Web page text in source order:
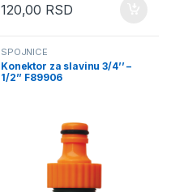
120,00 RSD
SPOJNICE
Konektor za slavinu 3/4’’ –
1/2’’ F89906